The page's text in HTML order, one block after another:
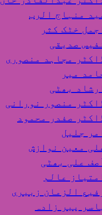
منہاج الرب
خٹک کثر
صدیقی
مجاہد منصوری
میر
بھٹی
منصور نورانی
صفدر محمود
جلیل
معین نوازش
علی بھٹی
عالم
الزمان زبیری
پیر زادہ